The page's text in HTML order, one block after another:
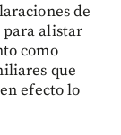
de
alistar
como
que
efecto lo